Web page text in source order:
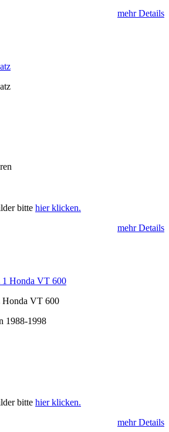
mehr Details
bitte hier klicken.
mehr Details
1 Honda VT 600
Honda VT 600
1988-1998
bitte hier klicken.
mehr Details